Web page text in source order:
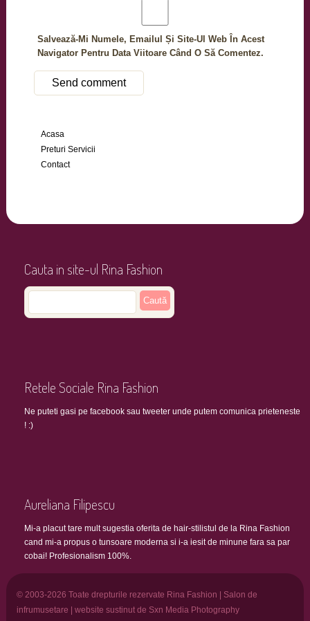
Salvează-Mi Numele, Emailul Și Site-Ul Web În Acest
Navigator Pentru Data Viitoare Când O Să Comentez.
Acasa
Preturi Servicii
Contact
Cauta in site-ul Rina Fashion
Retele Sociale Rina Fashion
Ne puteti gasi pe facebook sau tweeter unde putem comunica prieteneste
! :)
Aureliana Filipescu
Mi-a placut tare mult sugestia oferita de hair-stilistul de la Rina Fashion
cand mi-a propus o tunsoare moderna si i-a iesit de minune fara sa par
cobai! Profesionalism 100%.
© 2003-2026 Toate drepturile rezervate Rina Fashion | Salon de
infrumusetare | website sustinut de Sxn Media Photography